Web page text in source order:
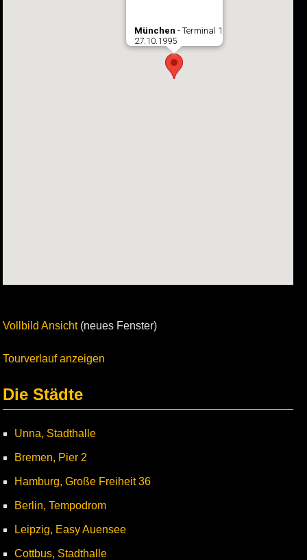
München - Terminal 1
27.10.1995
Vollbild Ansicht(neues Fenster)
Tourverlauf anzeigen
Die Städte
Unna, Stadthalle
Bremen, Pier 2
Hamburg, Große Freiheit 36
Berlin, Tempodrom
Leipzig, Easy Auensee
Cottbus, Stadthalle